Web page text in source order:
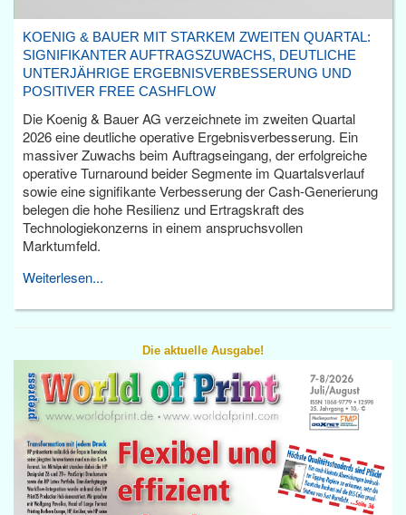
KOENIG & BAUER MIT STARKEM ZWEITEN QUARTAL:
SIGNIFIKANTER AUFTRAGSZUWACHS, DEUTLICHE
UNTERJÄHRIGE ERGEBNISVERBESSERUNG UND
POSITIVER FREE CASHFLOW
Die Koenig & Bauer AG verzeichnete im zweiten Quartal
2026 eine deutliche operative Ergebnisverbesserung. Ein
massiver Zuwachs beim Auftragseingang, der erfolgreiche
operative Turnaround beider Segmente im Quartalsverlauf
sowie eine signifikante Verbesserung der Cash-Generierung
belegen die hohe Resilienz und Ertragskraft des
Technologiekonzerns in einem anspruchsvollen
Marktumfeld.
Weiterlesen...
Die aktuelle Ausgabe!